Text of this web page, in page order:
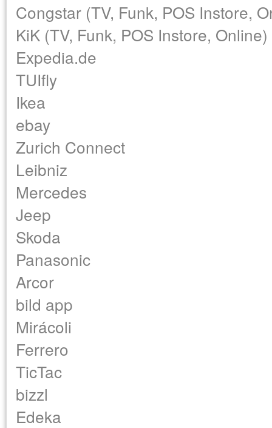
Congstar (TV, Funk, POS Instore,
KiK (TV, Funk, POS Instore, Online)
Expedia.de
TUIfly
Ikea
ebay
Zurich Connect
Leibniz
Mercedes
Jeep
Skoda
Panasonic
Arcor
bild app
Mirácoli
Ferrero
TicTac
bizzl
Edeka